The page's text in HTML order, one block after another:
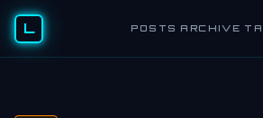
L POSTS ARCHIVE